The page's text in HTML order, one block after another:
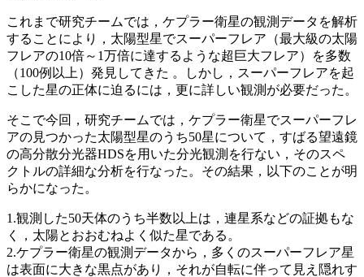
これまで研究チームでは，ケプラー衛星の観測データを解析
することにより，太陽型星でスーパーフレア（最大級の太陽
フレアの10倍～1万倍に達するような超巨大フレア）を多数
（100例以上）発見してきた 。しかし，スーパーフレアを起
こした星の正体に迫るには，更に詳しい観測が必要だった。
そこで今回，研究チームでは，ケプラー衛星でスーパーフレ
アの見つかった太陽型星のうち50星について，すばる望遠鏡
の高分散分光器HDSを用いた分光観測を行ない，そのスペ
クトルの詳細な分析を行なった。その結果，以下のことが明
らかになった。
1.観測した50天体のうち半数以上は，連星系などの証拠もな
く，太陽とおおむねよく似た星である。
2.ケプラー衛星の観測データから，多くのスーパーフレア星
は表面に大きな黒点があり，それが自転に伴って見え隠れす